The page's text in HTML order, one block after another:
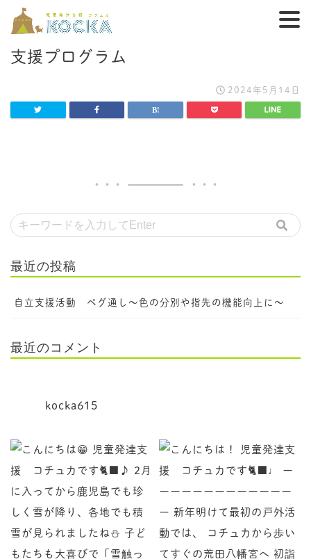
支援プログラム
2024年5月14日
最近の投稿
自立支援活動 ペグ通し～色の分別や指先の機能向上に～
最近のコメント
kocka615
児童発達支援 コチュカです
♩ ーーーーーーーーーーーーーー 新年明けて最初の